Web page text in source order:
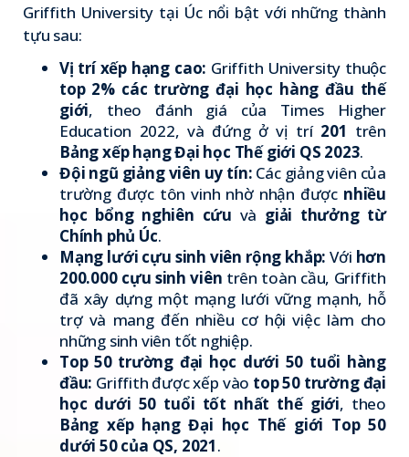
Griffith University tại Úc nổi bật với những thành
tựu sau:
Vị trí xếp hạng cao: Griffith University thuộc
top 2% các trường đại học hàng đầu thế
giới, theo đánh giá của Times Higher
Education 2022, và đứng ở vị trí 201 trên
Bảng xếp hạng Đại học Thế giới QS 2023.
Đội ngũ giảng viên uy tín: Các giảng viên của
trường được tôn vinh nhờ nhận được nhiều
học bổng nghiên cứu và giải thưởng từ
Chính phủ Úc.
Mạng lưới cựu sinh viên rộng khắp: Với hơn
200.000 cựu sinh viên trên toàn cầu, Griffith
đã xây dựng một mạng lưới vững mạnh, hỗ
trợ và mang đến nhiều cơ hội việc làm cho
những sinh viên tốt nghiệp.
Top 50 trường đại học dưới 50 tuổi hàng
đầu: Griffith được xếp vào top 50 trường đại
học dưới 50 tuổi tốt nhất thế giới, theo
Bảng xếp hạng Đại học Thế giới Top 50
dưới 50 của QS, 2021.